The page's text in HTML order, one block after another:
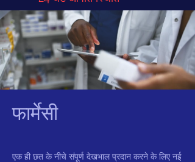
फार्मेसी
एक ही छत के नीचे संपूर्ण देखभाल प्रदान करने के लिए नई